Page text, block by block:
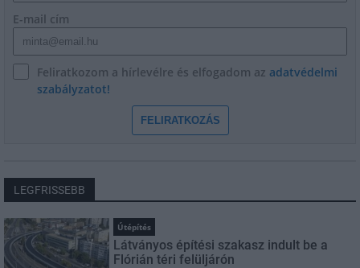
E-mail cím
Feliratkozom a hírlevélre és elfogadom az adatvédelmi
szabályzatot!
FELIRATKOZÁS
LEGFRISSEBB
Útépítés
Látványos építési szakasz indult be a
Flórián téri felüljárón